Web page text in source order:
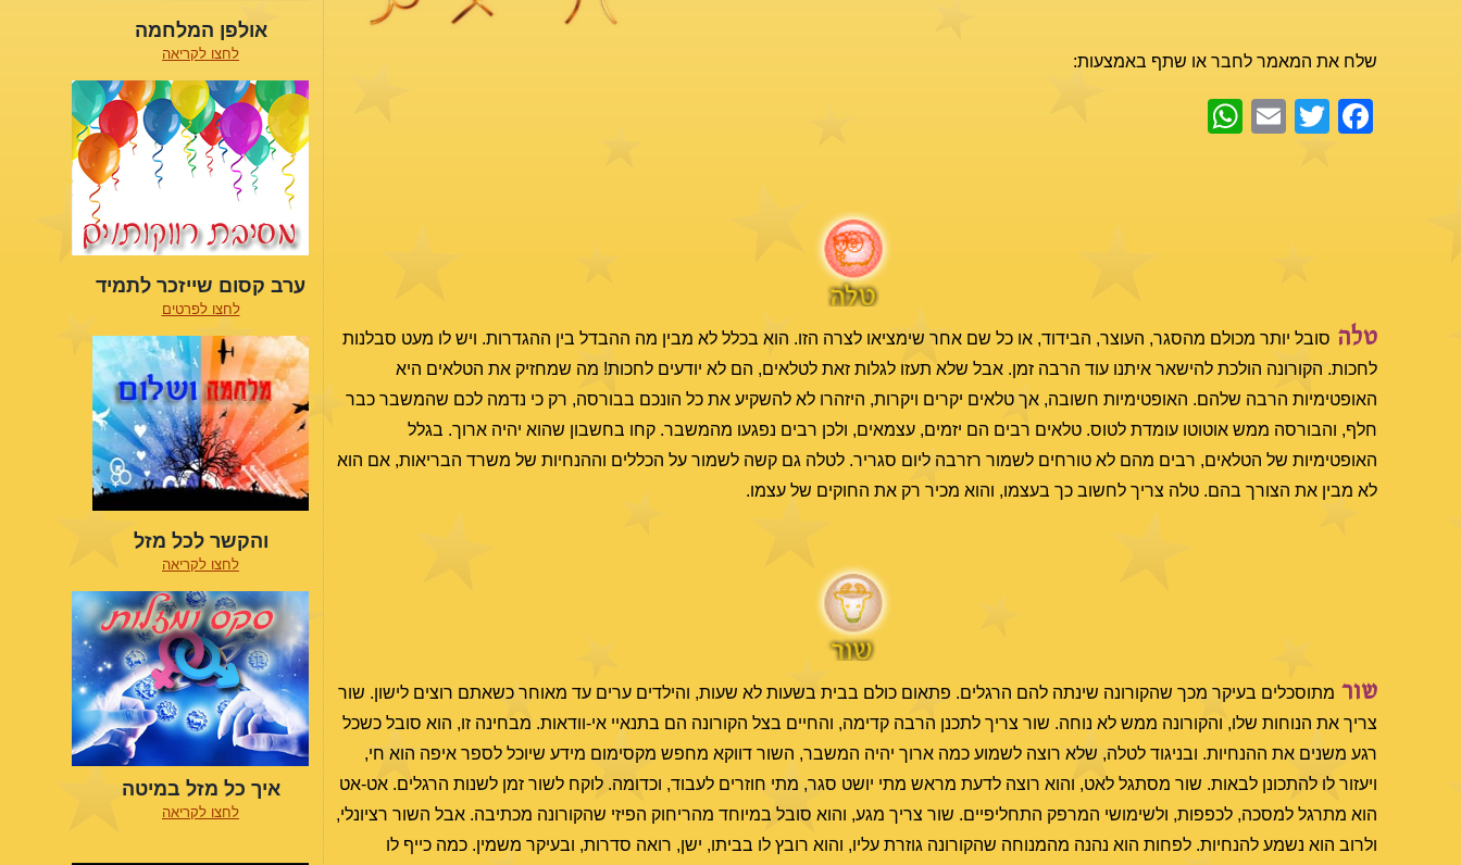
שלח את המאמר לחבר או שתף באמצעות:
Facebook
Twitter
Email
טלה סובל יותר מכולם מהסגר, העוצר, הבידוד, או כל שם אחר שימציאו לצרה הזו. הוא בכלל לא מבין מה ההבדל בין ההגדרות. ויש לו מעט סבלנות
לחכות. הקורונה הולכת להישאר איתנו עוד הרבה זמן. אבל שלא תעזו לגלות זאת לטלאים, הם לא יודעים לחכות! מה שמחזיק את הטלאים היא
האופטימיות הרבה שלהם. האופטימיות חשובה, אך טלאים יקרים ויקרות, היזהרו לא להשקיע את כל הונכם בבורסה, רק כי נדמה לכם שהמשבר כבר
חלף, והבורסה ממש אוטוטו עומדת לטוס. טלאים רבים הם יזמים, עצמאים, ולכן רבים נפגעו מהמשבר. קחו בחשבון שהוא יהיה ארוך. בגלל
האופטימיות של הטלאים, רבים מהם לא טורחים לשמור רזרבה ליום סגריר. לטלה גם קשה לשמור על הכללים וההנחיות של משרד הבריאות, אם הוא
לא מבין את הצורך בהם. טלה צריך לחשוב כך בעצמו, והוא מכיר רק את החוקים של עצמו.
שור מתוסכלים בעיקר מכך שהקורונה שינתה להם הרגלים. פתאום כולם בבית בשעות לא שעות, והילדים ערים עד מאוחר כשאתם רוצים לישון. שור
צריך את הנוחות שלו, והקורונה ממש לא נוחה. שור צריך לתכנן הרבה קדימה, והחיים בצל הקורונה הם בתנאיי אי-וודאות. מבחינה זו, הוא סובל כשכל
רגע משנים את ההנחיות. ובניגוד לטלה, שלא רוצה לשמוע כמה ארוך יהיה המשבר, השור דווקא מחפש מקסימום מידע שיוכל לספר איפה הוא חי,
ויעזור לו להתכונן לבאות. שור מסתגל לאט, והוא רוצה לדעת מראש מתי יושט סגר, מתי חוזרים לעבוד, וכדומה. לוקח לשור זמן לשנות הרגלים. אט-אט
הוא מתרגל למסכה, לכפפות, ולשימושי המרפק התחליפיים. שור צריך מגע, והוא סובל במיוחד מהריחוק הפיזי שהקורונה מכתיבה. אבל השור רציונלי,
ולרוב הוא נשמע להנחיות. לפחות הוא נהנה מהמנוחה שהקורונה גוזרת עליו, והוא רובץ לו בביתו, ישן, רואה סדרות, ובעיקר משמין. כמה כייף לו
אולפן המלחמה
לחצו לקריאה
ערב קסום שייזכר לתמיד
לחצו לפרטים
והקשר לכל מזל
לחצו לקריאה
איך כל מזל במיטה
לחצו לקריאה